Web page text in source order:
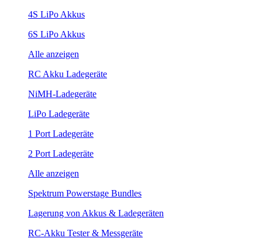
4S LiPo Akkus
6S LiPo Akkus
Alle anzeigen
RC Akku Ladegeräte
NiMH-Ladegeräte
LiPo Ladegeräte
1 Port Ladegeräte
2 Port Ladegeräte
Alle anzeigen
Spektrum Powerstage Bundles
Lagerung von Akkus & Ladegeräten
RC-Akku Tester & Messgeräte